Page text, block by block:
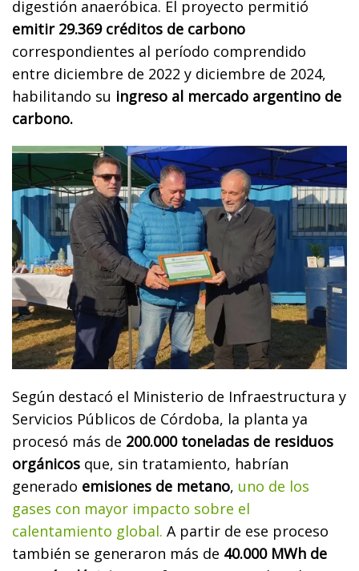
digestión anaeróbica. El proyecto permitió
emitir 29.369 créditos de carbono
correspondientes al período comprendido
entre diciembre de 2022 y diciembre de 2024,
habilitando su ingreso al mercado argentino de
carbono.
Según destacó el Ministerio de Infraestructura y
Servicios Públicos de Córdoba, la planta ya
procesó más de 200.000 toneladas de residuos
orgánicos que, sin tratamiento, habrían
generado emisiones de metano, uno de los
gases con mayor impacto sobre el
calentamiento global. A partir de ese proceso
también se generaron más de 40.000 MWh de